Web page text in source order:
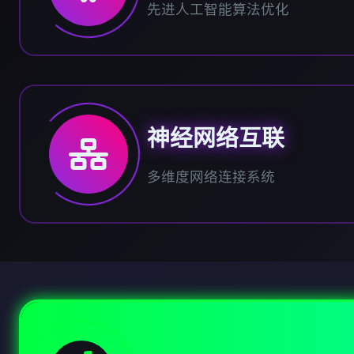
先进人工智能算法优化
神经网络互联
多维度网络连接系统